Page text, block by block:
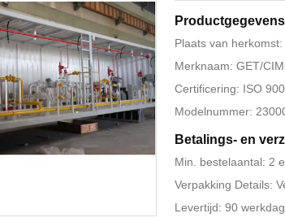
Productgegevens
Plaats van herkomst:
Merknaam: GET/
Certificering: ISO
Modelnummer:
Betalings- en
Min. bestelaantal: 2
Verpakking Details:
Levertijd: 90